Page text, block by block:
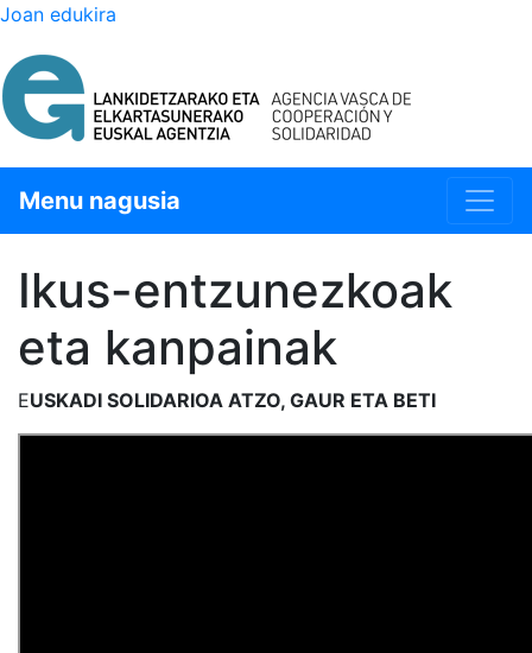
Joan edukira
Menu nagusia
Ikus-entzunezkoak
eta kanpainak
EUSKADI SOLIDARIOA ATZO, GAUR ETA BETI